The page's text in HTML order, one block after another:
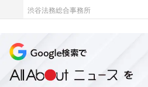
GMARCHで「優
ンキング！ 2位「
渋谷法務総合事務所